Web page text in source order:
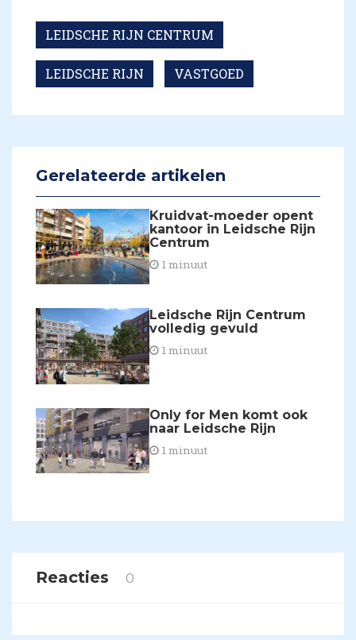
LEIDSCHE RIJN CENTRUM
LEIDSCHE RIJN VASTGOED
Gerelateerde artikelen
Kruidvat-moeder opent
kantoor in Leidsche Rijn
Centrum
1 minuut
Leidsche Rijn Centrum
volledig gevuld
1 minuut
Only for Men komt ook
naar Leidsche Rijn
1 minuut
Reacties 0